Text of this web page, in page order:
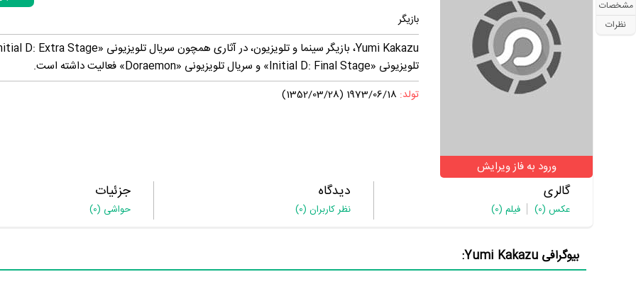
مشخصات
نظرات
ورود به فاز ویرایش
بازیگر
تلویزیونی «Initial D: Final Stage» و سریال تلویزیونی «Doraemon» فعالیت داشته است.
تولد:
گالری
عکس (0) فیلم (0)
دیدگاه
نظر کاربران (0)
جزئیات
حواشی (0)
بیوگرافی Yumi Kakazu: